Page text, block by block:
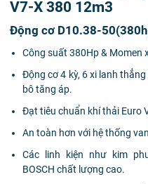
V7-X 380 12m3
Động cơ D10.38-
Công suất 380Hp & Momen
Động cơ 4 kỳ, 6 xi lanh
bô tăng áp.
Đạt tiêu chuẩn khí thải Euro
An toàn hơn với hệ thống
Các linh kiện như kim
BOSCH chất lượng cao.